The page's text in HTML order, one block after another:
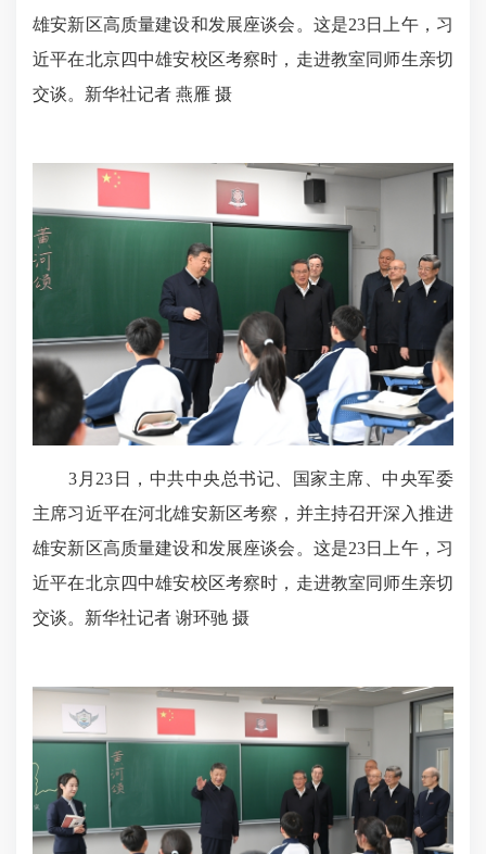
雄安新区高质量建设和发展座谈会。这是23日上午，习
近平在北京四中雄安校区考察时，走进教室同师生亲切
交谈。新华社记者 燕雁 摄
3月23日，中共中央总书记、国家主席、中央军委
主席习近平在河北雄安新区考察，并主持召开深入推进
雄安新区高质量建设和发展座谈会。这是23日上午，习
近平在北京四中雄安校区考察时，走进教室同师生亲切
交谈。新华社记者 谢环驰 摄